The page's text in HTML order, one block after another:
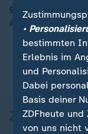
gesetzt, um ihre
abzuschließen.
•
bestimmten
Erlebnis im
und
Dabei
Basis deiner
ZDFheute
von uns nicht